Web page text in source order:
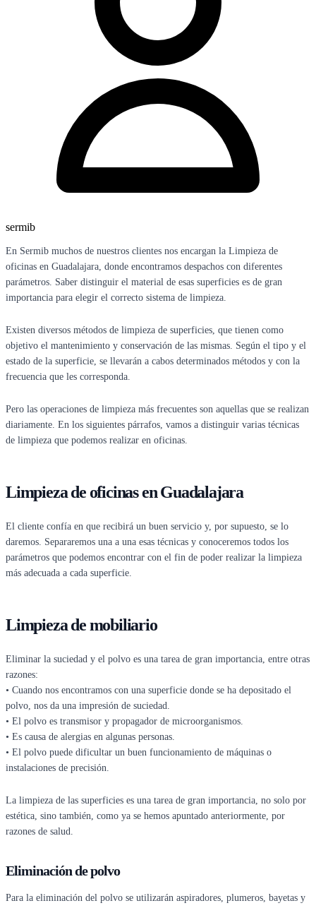
sermib
En Sermib muchos de nuestros clientes nos encargan la Limpieza de
oficinas en Guadalajara, donde encontramos despachos con diferentes
parámetros. Saber distinguir el material de esas superficies es de gran
importancia para elegir el correcto sistema de limpieza.
Existen diversos métodos de limpieza de superficies, que tienen como
objetivo el mantenimiento y conservación de las mismas. Según el tipo y el
estado de la superficie, se llevarán a cabos determinados métodos y con la
frecuencia que les corresponda.
Pero las operaciones de limpieza más frecuentes son aquellas que se realizan
diariamente. En los siguientes párrafos, vamos a distinguir varias técnicas
de limpieza que podemos realizar en oficinas.
Limpieza de oficinas en Guadalajara
El cliente confía en que recibirá un buen servicio y, por supuesto, se lo
daremos. Separaremos una a una esas técnicas y conoceremos todos los
parámetros que podemos encontrar con el fin de poder realizar la limpieza
más adecuada a cada superficie.
Limpieza de mobiliario
Eliminar la suciedad y el polvo es una tarea de gran importancia, entre otras
razones:
• Cuando nos encontramos con una superficie donde se ha depositado el
polvo, nos da una impresión de suciedad.
• El polvo es transmisor y propagador de microorganismos.
• Es causa de alergias en algunas personas.
• El polvo puede dificultar un buen funcionamiento de máquinas o
instalaciones de precisión.
La limpieza de las superficies es una tarea de gran importancia, no solo por
estética, sino también, como ya se hemos apuntado anteriormente, por
razones de salud.
Eliminación de polvo
Para la eliminación del polvo se utilizarán aspiradores, plumeros, bayetas y